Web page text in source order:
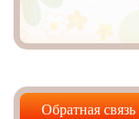
Обратная связь